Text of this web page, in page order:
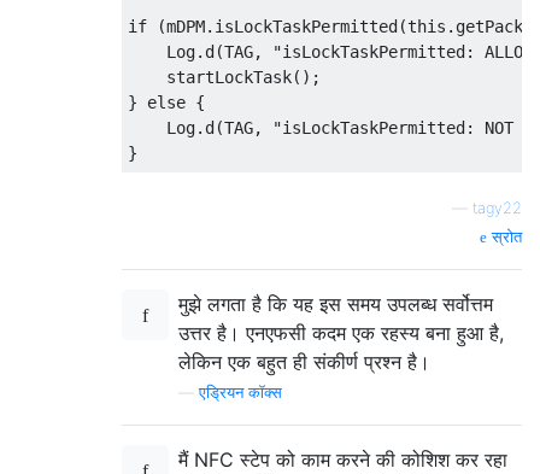
if
Log.d(TAG, "isLockTaskPermitted:
    startLockTask();
} else {
Log.d(TAG, "isLockTaskPermitted: NOT
tagy22
स्रोत
मुझे लगता है कि यह इस समय उपलब्ध सर्वोत्तम
उत्तर है। एनएफसी कदम एक रहस्य बना हुआ है,
लेकिन एक बहुत ही संकीर्ण प्रश्न है।
—एड्रियन कॉक्स
मैं NFC स्टेप को काम करने की कोशिश कर रहा